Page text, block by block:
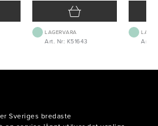
LAGERVARA
Art. Nr: K51643 Art.
Sveriges bredaste